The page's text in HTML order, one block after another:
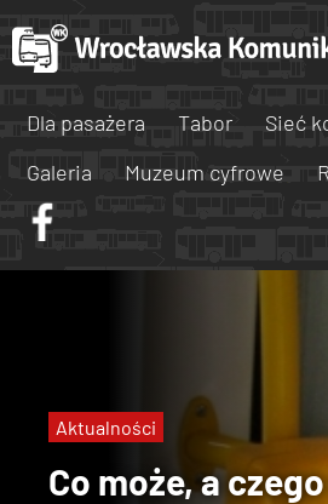
Dla pasażera Tabor
Sieć
Galeria
Muzeum cyfrowe
Co może, a
Aktualności